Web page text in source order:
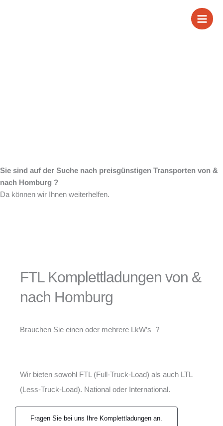
Transporte von &
Sie sind auf der Suche nach preisgünstigen Transporten von &
nach Homburg ?
Da können wir Ihnen weiterhelfen.
FTL Komplettladungen von &
nach Homburg
Brauchen Sie einen oder mehrere LkW’s ?
Wir bieten sowohl FTL (Full-Truck-Load) als auch LTL
(Less-Truck-Load). National oder International.
Fragen Sie bei uns Ihre Komplettladungen an.